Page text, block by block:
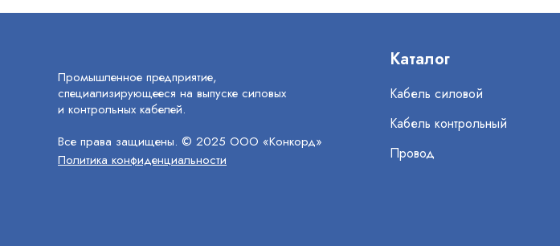
Промышленное предприятие,
специализирующееся на выпуске силовых
и контрольных кабелей.
Все права защищены. © 2025 ООО «Конкорд»
Политика конфиденциальности
Каталог
Кабель силовой
Кабель контрольный
Провод